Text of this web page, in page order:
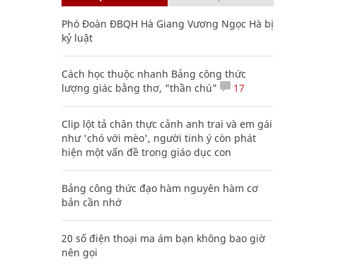
Phó Đoàn ĐBQH Hà Giang Vương Ngọc Hà bị
kỷ luật
Cách học thuộc nhanh Bảng công thức
lượng giác bằng thơ, "thần chú"
17
Clip lột tả chân thực cảnh anh trai và em gái
như 'chó với mèo', người tinh ý còn phát
hiện một vấn đề trong giáo dục con
Bảng công thức đạo hàm nguyên hàm cơ
bản cần nhớ
20 số điện thoại ma ám bạn không bao giờ
nên gọi